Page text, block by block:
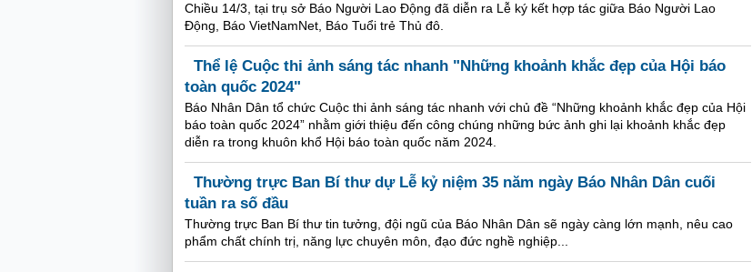
Chiều 14/3, tại trụ sở Báo Người Lao Động đã diễn ra Lễ ký kết hợp tác giữa Báo Người Lao
Động, Báo VietNamNet, Báo Tuổi trẻ Thủ đô.
Thể lệ Cuộc thi ảnh sáng tác nhanh "Những khoảnh khắc đẹp của Hội báo
toàn quốc 2024"
Báo Nhân Dân tổ chức Cuộc thi ảnh sáng tác nhanh với chủ đề “Những khoảnh khắc đẹp của Hội
báo toàn quốc 2024” nhằm giới thiệu đến công chúng những bức ảnh ghi lại khoảnh khắc đẹp
diễn ra trong khuôn khổ Hội báo toàn quốc năm 2024.
Thường trực Ban Bí thư dự Lễ kỷ niệm 35 năm ngày Báo Nhân Dân cuối
tuần ra số đầu
Thường trực Ban Bí thư tin tưởng, đội ngũ của Báo Nhân Dân sẽ ngày càng lớn mạnh, nêu cao
phẩm chất chính trị, năng lực chuyên môn, đạo đức nghề nghiệp...